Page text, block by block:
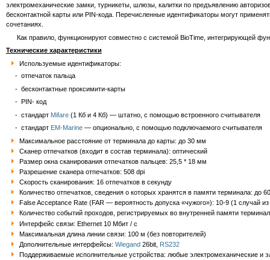
электромеханические замки, турникеты, шлюзы, калитки по предъявлению
бесконтактной карты или PIN-кода. Перечисленные идентификаторы могут
сочетаниях.
Как правило, функционируют совместно с системой BioTime, интегрирующей
Технические характеристики
Используемые идентификаторы:
- отпечаток пальца
- бесконтактные проксимити-карты
- PIN- код
- стандарт Mifare(1 Кб и 4 Кб) — штатно, с помощью встроенного считывателя
- стандарт EM-Marine— опционально, с помощью подключаемого считывателя
Максимальное расстояние от терминала до карты: до 30 мм
Сканер отпечатков (входит в состав терминала): оптический
Размер окна сканирования отпечатков пальцев: 25,5 * 18 мм
Разрешение сканера отпечатков: 508 dpi
Скорость сканирования: 16 отпечатков в секунду
Количество отпечатков, сведения о которых хранятся в памяти терминала: до
False Acceptance Rate (FAR — вероятность допуска «чужого»): 10-9 (1 случай
Количество событий проходов, регистрируемых во внутренней памяти
Интерфейс связи: Ethernet 10 Мбит / с
Максимальная длина линии связи: 100 м (без повторителей)
Дополнительные интерфейсы: Wiegand26bit, RS232
Поддерживаемые исполнительные устройства: любые электромеханические и